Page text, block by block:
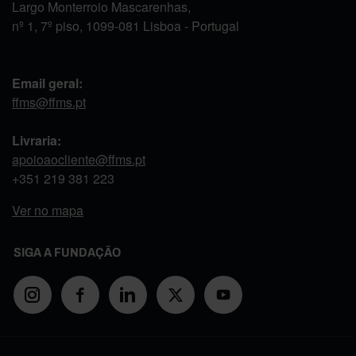
Largo Monterroio Mascarenhas,
nº 1, 7º piso, 1099-081 Lisboa - Portugal
Email geral:
ffms@ffms.pt
Livraria:
apoioaocliente@ffms.pt
+351 219 381 223
Ver no mapa
SIGA A FUNDAÇÃO